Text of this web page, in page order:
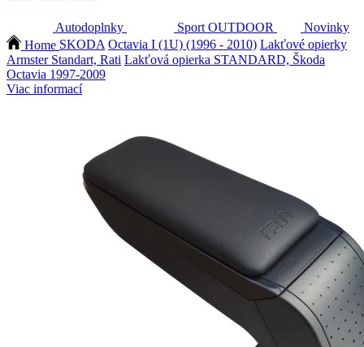
Autodoplnky Sport OUTDOOR
Novinky
Home SKODA Octavia I (1U) (1996 - 2010) Lakťové opierky
Armster Standart, Rati Lakťová opierka STANDARD, Škoda
Octavia 1997-2009
Viac informací